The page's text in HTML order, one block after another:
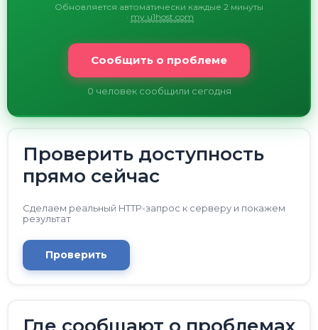
Обновляется автоматически каждые 2 минуты
· my.u1host.com
Сообщить о проблеме
0 человек сообщили сегодня
Проверить доступность
прямо сейчас
Сделаем реальный HTTP-запрос к серверу и покажем
результат
Проверить
Где сообщают о проблемах